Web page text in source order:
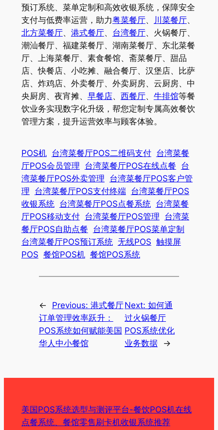
预订系统、菜单定制和高效收银系统，保障安全
支付与低费率运营，助力粤菜餐厅、 川菜餐厅、
北方菜餐厅、 港式餐厅、 台湾餐厅、火锅餐厅、
潮汕餐厅、福建菜餐厅、湖南菜餐厅、东北菜餐
厅、上海菜餐厅、素食餐馆、斋菜餐厅、甜品
店、快餐店、小吃摊、融合餐厅、汉堡店、比萨
店、炸鸡店、外卖餐厅、外卖厨房、云厨房、中
央厨房、夜宵摊、 早餐店、 西餐厅、 牛排馆等餐
饮业务实现数字化升级，帮您定制专属高效餐饮
管理方案，提升运营效率与顾客体验。
POS机 台湾菜餐厅POS二维码支付 台湾菜餐
厅POS会员管理 台湾菜餐厅POS在线点餐 台
湾菜餐厅POS外卖管理 台湾菜餐厅POS客户管
理 台湾菜餐厅POS支付终端 台湾菜餐厅POS
收银系统 台湾菜餐厅POS点餐系统 台湾菜餐
厅POS移动支付 台湾菜餐厅POS管理 台湾菜
餐厅POS自助点餐 台湾菜餐厅POS菜单定制
台湾菜餐厅POS预订系统 无线POS 触摸屏
POS 餐馆POS机 餐馆POS系统
← Previous: 港式餐厅
订单管理效率跃升：
POS系统如何赋能美国
华人中小餐馆
Next:如何通
过火锅餐厅
POS系统优化
业务数据
→
美国POS系统选型与测评平台-餐饮POS机在线
点餐系统、餐馆零售刷卡机收银系统推荐